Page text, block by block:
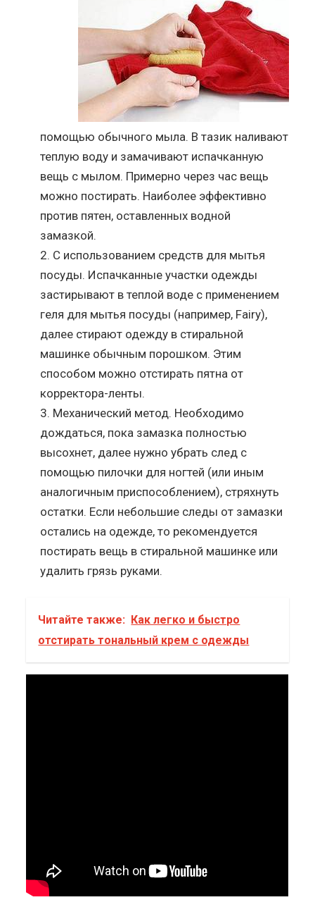
помощью обычного мыла. В тазик наливают
теплую воду и замачивают испачканную
вещь с мылом. Примерно через час вещь
можно постирать. Наиболее эффективно
против пятен, оставленных водной
замазкой.
С использованием средств для мытья
посуды. Испачканные участки одежды
застирывают в теплой воде с применением
геля для мытья посуды (например, Fairy),
далее стирают одежду в стиральной
машинке обычным порошком. Этим
способом можно отстирать пятна от
корректора-ленты.
Механический метод. Необходимо
дождаться, пока замазка полностью
высохнет, далее нужно убрать след с
помощью пилочки для ногтей (или иным
аналогичным приспособлением), стряхнуть
остатки. Если небольшие следы от замазки
остались на одежде, то рекомендуется
постирать вещь в стиральной машинке или
удалить грязь руками.
Читайте также: Как легко и быстро
отстирать тональный крем с одежды